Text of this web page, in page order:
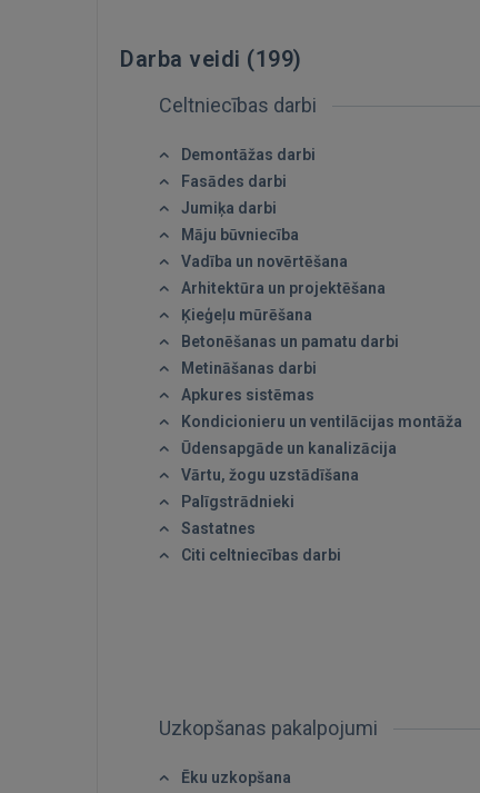
Darba veidi (199)
Celtniecības darbi
Demontāžas darbi
Fasādes darbi
Jumiķa darbi
Māju būvniecība
Vadība un novērtēšana
Arhitektūra un projektēšana
Ķieģeļu mūrēšana
Betonēšanas un pamatu darbi
Metināšanas darbi
Apkures sistēmas
Kondicionieru un ventilācijas montāža
Ūdensapgāde un kanalizācija
Vārtu, žogu uzstādīšana
Palīgstrādnieki
Sastatnes
Citi celtniecības darbi
Uzkopšanas pakalpojumi
Ēku uzkopšana